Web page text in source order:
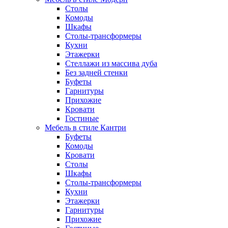
Столы
Комоды
Шкафы
Столы-трансформеры
Кухни
Этажерки
Стеллажи из массива дуба
Без задней стенки
Буфеты
Гарнитуры
Прихожие
Кровати
Гостиные
Мебель в стиле Кантри
Буфеты
Комоды
Кровати
Столы
Шкафы
Столы-трансформеры
Кухни
Этажерки
Гарнитуры
Прихожие